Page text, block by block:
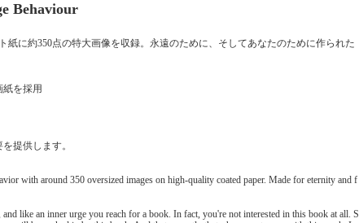
Behaviour
紙に約350点の特大画像を収録。永遠のために、そしてあなたのために作られた
を採用
提供します。
with around 350 oversized images on high-quality coated paper. Made for eternity and f
like an inner urge you reach for a book. In fact, you're not interested in this book at all. S